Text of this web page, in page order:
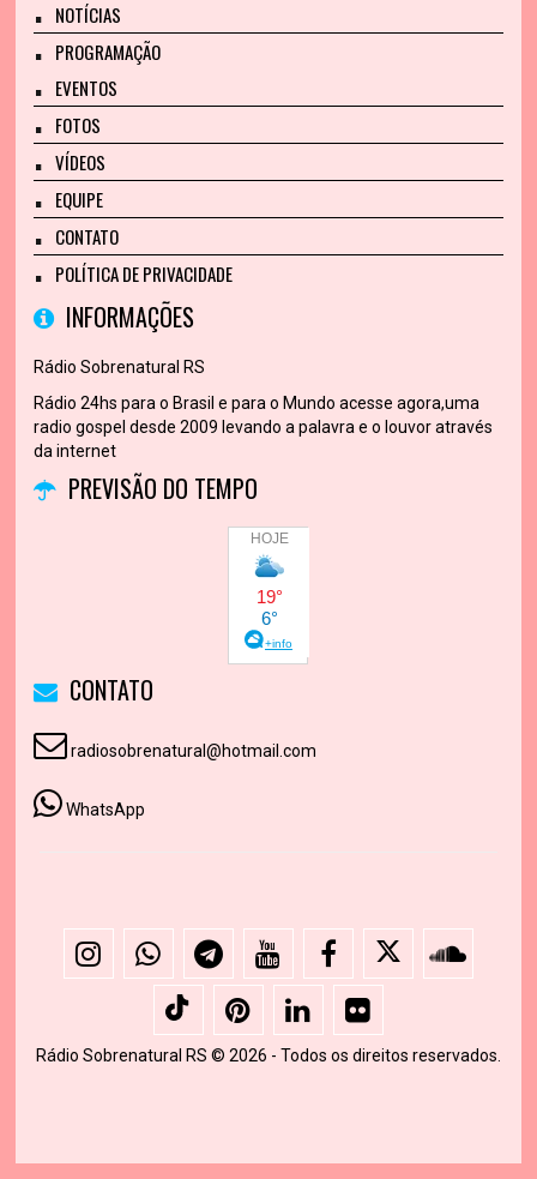
NOTÍCIAS
PROGRAMAÇÃO
EVENTOS
FOTOS
VÍDEOS
EQUIPE
CONTATO
POLÍTICA DE PRIVACIDADE
INFORMAÇÕES
Rádio Sobrenatural RS
Rádio 24hs para o Brasil e para o Mundo acesse agora,uma
radio gospel desde 2009 levando a palavra e o louvor através
da internet
PREVISÃO DO TEMPO
CONTATO
radiosobrenatural@hotmail.com
WhatsApp
Rádio Sobrenatural RS © 2026 - Todos os direitos reservados.